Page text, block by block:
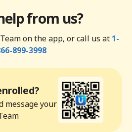
from us?
on the app, or call us at 1-
899-3998
message your